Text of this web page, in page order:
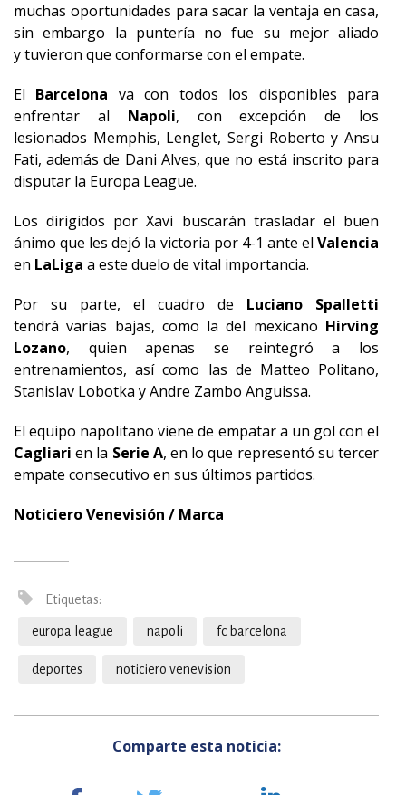
muchas oportunidades para sacar la ventaja en casa,
sin embargo la puntería no fue su mejor aliado
y tuvieron que conformarse con el empate.
El Barcelona va con todos los disponibles para
enfrentar al Napoli, con excepción de los
lesionados Memphis, Lenglet, Sergi Roberto y Ansu
Fati, además de Dani Alves, que no está inscrito para
disputar la Europa League.
Los dirigidos por Xavi buscarán trasladar el buen
ánimo que les dejó la victoria por 4-1 ante el Valencia
en LaLiga a este duelo de vital importancia.
Por su parte, el cuadro de Luciano Spalletti
tendrá varias bajas, como la del mexicano Hirving
Lozano, quien apenas se reintegró a los
entrenamientos, así como las de Matteo Politano,
Stanislav Lobotka y Andre Zambo Anguissa.
El equipo napolitano viene de empatar a un gol con el
Cagliari en la Serie A, en lo que representó su tercer
empate consecutivo en sus últimos partidos.
Noticiero Venevisión / Marca
Etiquetas:
europa league napoli fc barcelona
deportes noticiero venevision
Comparte esta noticia: